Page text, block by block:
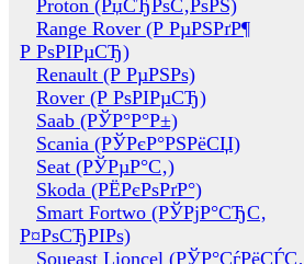
Proton (РџСЂРѕС‚РѕРЅ)
Range Rover (Р РµРЅРґР¶
Р РѕРІРµСЂ)
Renault (Р РµРЅРѕ)
Rover (Р РѕРІРµСЂ)
Saab (РЎР°Р°Р±)
Scania (РЎРєР°РЅРёСЏ)
Seat (РЎРµР°С‚)
Skoda (РЁРєРѕРґР°)
Smart Fortwo (РЎРјР°СЂС‚
Р¤РѕСЂРІРѕ)
Soueast Lioncel (РЎР°СѓРёСЃС‚